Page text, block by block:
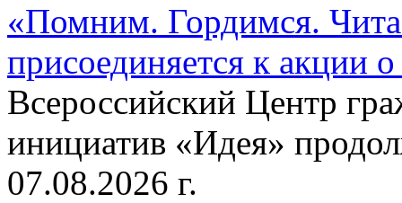
«Помним. Гордимся.
присоединяется к акции
Всероссийский Центр
инициатив «Идея»
07.08.2026 г.